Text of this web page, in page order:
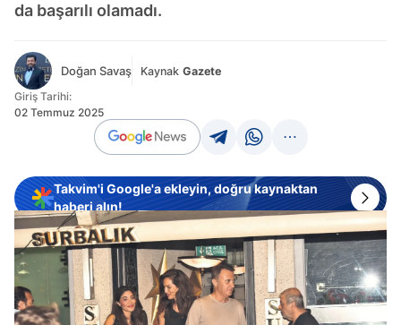
da başarılı olamadı.
Doğan Savaş Kaynak Gazete
Giriş Tarihi:
02 Temmuz 2025
Takvim'i Google'a ekleyin, doğru kaynaktan
haberi alın!